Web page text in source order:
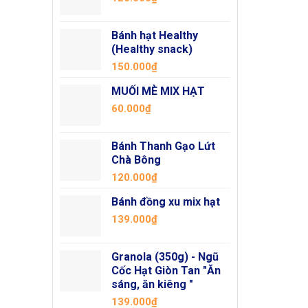
Bánh hạt Healthy
(Healthy snack)
150.000₫
MUỐI MÈ MIX HẠT
60.000₫
Bánh Thanh Gạo Lứt
Chà Bông
120.000₫
Bánh đồng xu mix hạt
139.000₫
Granola (350g) - Ngũ
Cốc Hạt Giòn Tan "Ăn
sáng, ăn kiêng "
139.000₫